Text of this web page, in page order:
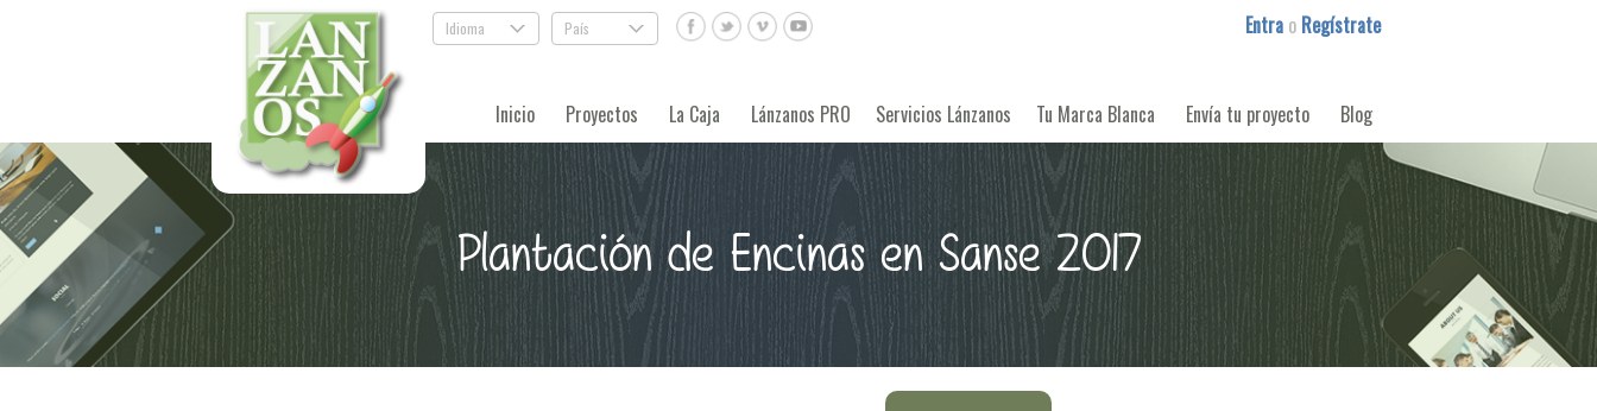
Idioma . País . Entra o Regístrate
Inicio Proyectos La Caja Lánzanos PRO Servicios Lánzanos Tu Marca Blanca Envía tu proyecto Blog
Plantación de Encinas en Sanse 2017